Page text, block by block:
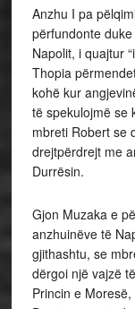
Anzhu I pa
përfundonte
Napolit, i quajtur
Thopia
kohë kur
të spekulojmë se
mbreti Robert se
drejtpërdrejt me
Durrësin.
Gjon Muzaka e
anzhuinëve të
gjithashtu, se
dërgoi një vajzë
Princin e